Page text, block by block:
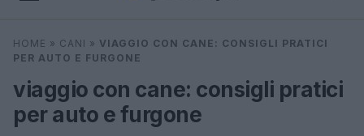
Cerca ⌕
HOME » CANI » VIAGGIO CON CANE: CONSIGLI PRATICI
PER AUTO E FURGONE
viaggio con cane: consigli pratici
per auto e furgone